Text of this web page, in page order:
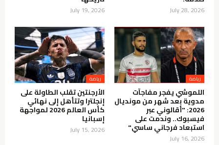
July 28, 2026
July 19, 2026
رياضة
اللموشي يفجر مفاجآت
مدوية بعد شهر من مونديال
2026: "أقالوني عبر
فيسبوك.. وندمت على
استبعاد فرجاني ساسي"
July 16, 2026
رياضة
الأرجنتين تقلب الطاولة على
إنجلترا وتتأهل إلى نهائي
كأس العالم 2026 لمواجهة
إسبانيا
July 15, 2026